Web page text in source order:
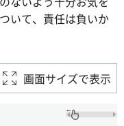
いて、責任は負いか
画面サイズで表示